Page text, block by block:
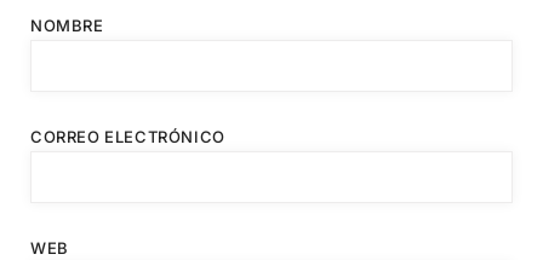
NOMBRE
CORREO ELECTRÓNICO
WEB